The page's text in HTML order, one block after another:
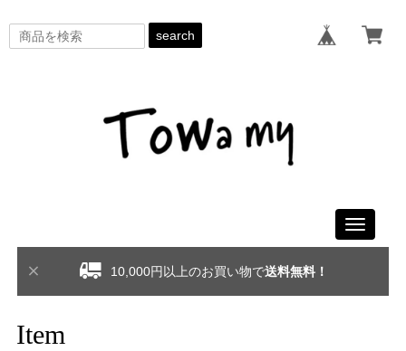
search
Toggle
10,000円以上のお買い物で送料無料！
Item